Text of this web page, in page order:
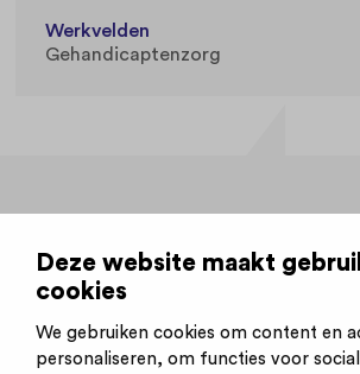
Deze website maakt
cookies
We gebruiken cookies om content en
personaliseren, om functies voor
Werkvelden
Gehandicaptenzorg
4 uur per week Kerkrade